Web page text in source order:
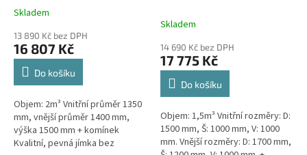
Průměrné
produktu
je
4,3
hvězdiček.
Skladem
13 890 Kč bez DPH
16 807 Kč
Do košíku
Objem: 2m³ Vnitřní průměr 1350
mm, vnější průměr 1400 mm,
výška 1500 mm + komínek
Kvalitní, pevná jímka bez
Skladem
14 690 Kč bez DPH
17 775 Kč
Do košíku
Objem: 1,5m³ Vnitřní rozměry: D:
1500 mm, Š: 1000 mm, V: 1000
mm. Vnější rozměry: D: 1700 mm,